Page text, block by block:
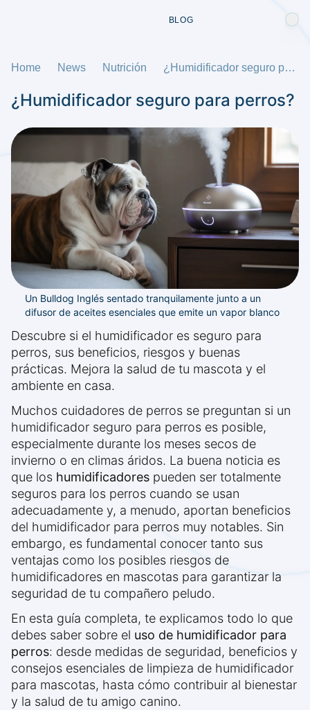
BLOG
Home News Nutrición ¿Humidificador seguro para perros?
¿Humidificador seguro para perros?
Un Bulldog Inglés sentado tranquilamente junto a un
difusor de aceites esenciales que emite un vapor blanco
Descubre si el humidificador es seguro para
perros, sus beneficios, riesgos y buenas
prácticas. Mejora la salud de tu mascota y el
ambiente en casa.
Muchos cuidadores de perros se preguntan si un
humidificador seguro para perros es posible,
especialmente durante los meses secos de
invierno o en climas áridos. La buena noticia es
que los humidificadores pueden ser totalmente
seguros para los perros cuando se usan
adecuadamente y, a menudo, aportan beneficios
del humidificador para perros muy notables. Sin
embargo, es fundamental conocer tanto sus
ventajas como los posibles riesgos de
humidificadores en mascotas para garantizar la
seguridad de tu compañero peludo.
En esta guía completa, te explicamos todo lo que
debes saber sobre el uso de humidificador para
perros: desde medidas de seguridad, beneficios y
consejos esenciales de limpieza de humidificador
para mascotas, hasta cómo contribuir al bienestar
y la salud de tu amigo canino.